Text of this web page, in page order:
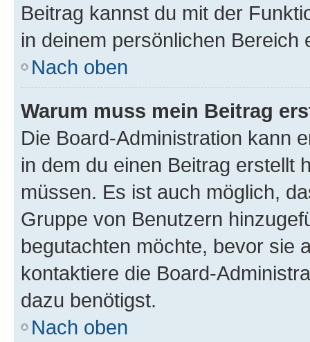
Beitrag kannst du mit der
in deinem persönlichen Bereich
Nach oben
Warum muss mein Beitrag
Die Board-Administration kann
in dem du einen Beitrag erstellt
müssen. Es ist auch möglich,
Gruppe von Benutzern
begutachten möchte, bevor sie
kontaktiere die Board-
dazu benötigst.
Nach oben